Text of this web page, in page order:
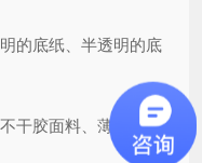
的底纸、半透明的底
干胶面料、薄膜不干